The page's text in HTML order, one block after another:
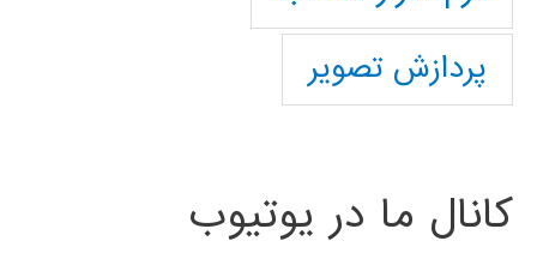
پردازش تصویر
کانال ما در یوتیوب